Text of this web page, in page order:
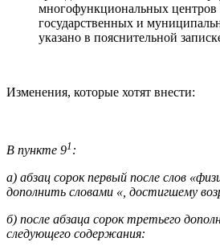
многофункциональных центров
государственных и
указано в пояснительной
Изменения, которые хотят внести:
В пункте 91 :
а) абзац сорок первый после слов
дополнить словами «, достигшему
б) после абзаца сорок третьего
следующего содержания: